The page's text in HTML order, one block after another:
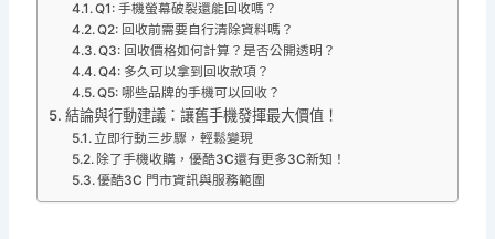
Q1: 手機螢幕破裂還能回收嗎？
Q2: 回收前需要自行清除資料嗎？
Q3: 回收價格如何計算？是否公開透明？
Q4: 多久可以拿到回收款項？
Q5: 哪些品牌的手機可以回收？
結論與行動建議：讓舊手機發揮最大價值！
立即行動三步驟，輕鬆變現
除了手機收購，優酷3C還有更多3C新知！
優酷3C 門市資訊與服務範圍